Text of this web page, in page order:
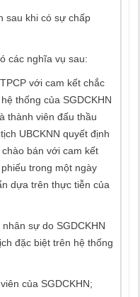
sau khi có sự chấp
các nghĩa vụ sau:
với cam kết chắc
thống của SGDCKHN
thành viên đấu thầu
UBCKNN quyết định
bán với cam kết
trong một ngày
dựa trên thực tiễn của
sự do SGDCKHN
đặc biệt trên hệ thống
của SGDCKHN;